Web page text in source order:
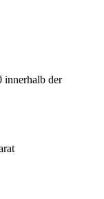
innerhalb der